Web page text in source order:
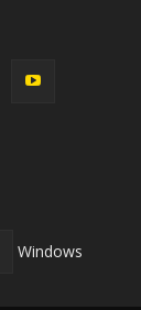
Windows